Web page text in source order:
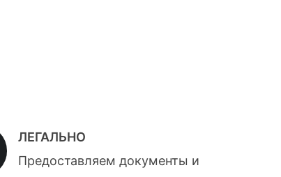
ЛЕГАЛЬНО
Предоставляем документы и